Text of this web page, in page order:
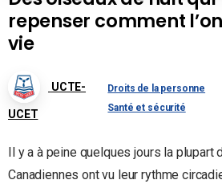
repenser comment
vie
UCTE-
UCET
Droits de la personne
Santé et sécurité
Il y a à peine quelques jours la plupart
Canadiennes ont vu leur rythme